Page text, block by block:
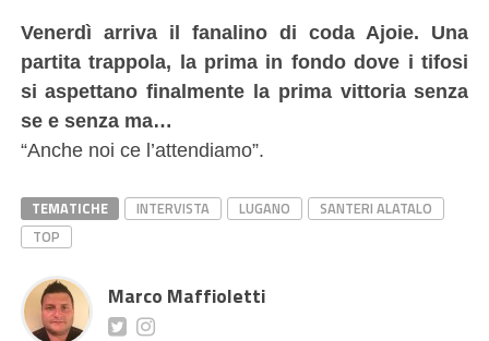
Venerdì arriva il fanalino di coda Ajoie. Una
partita trappola, la prima in fondo dove i tifosi
si aspettano finalmente la prima vittoria senza
se e senza ma…
“Anche noi ce l’attendiamo”.
TEMATICHE INTERVISTA LUGANO
SANTERI ALATALO
TOP
Marco Maffioletti